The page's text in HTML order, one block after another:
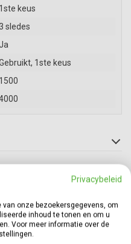
1ste keus
sledes
1ste keus
1500
Top
Privacybeleid
onze bezoekersgegevens, om
inhoud te tonen en om u
Voor meer informatie over de